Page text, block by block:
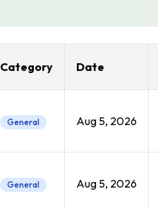
Category Date
General Aug 5, 2026
General Aug 5, 2026